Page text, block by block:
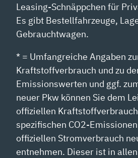
Leasing-Schnäppchen für
Es gibt Bestellfahrzeuge,
Gebrauchtwagen.
* = Umfangreiche Angaben
Kraftstoffverbrauch und zu
Emissionswerten und ggf.
neuer Pkw können Sie dem
offiziellen
spezifischen CO2-
offiziellen Stromverbrauch
entnehmen. Dieser ist in